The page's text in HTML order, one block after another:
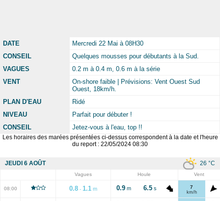
DATE
Mercredi 22 Mai à 08H30
CONSEIL
Quelques mousses pour débutants à la Sud.
VAGUES
0.2 m à 0.4 m, 0.6 m à la série
VENT
On-shore faible | Prévisions: Vent Ouest Sud
Ouest, 18km/h.
PLAN D'EAU
Ridé
NIVEAU
Parfait pour débuter !
CONSEIL
Jetez-vous à l'eau, top !!
Les horaires des marées présentées ci-dessus correspondent à la date et l'heure
du report : 22/05/2024 08:30
26 °C
JEUDI 6 AOÛT
Vagues Houle Vent
08:00 0.8 - 1.1 m 0.9 m 6.5 s 7
km/h